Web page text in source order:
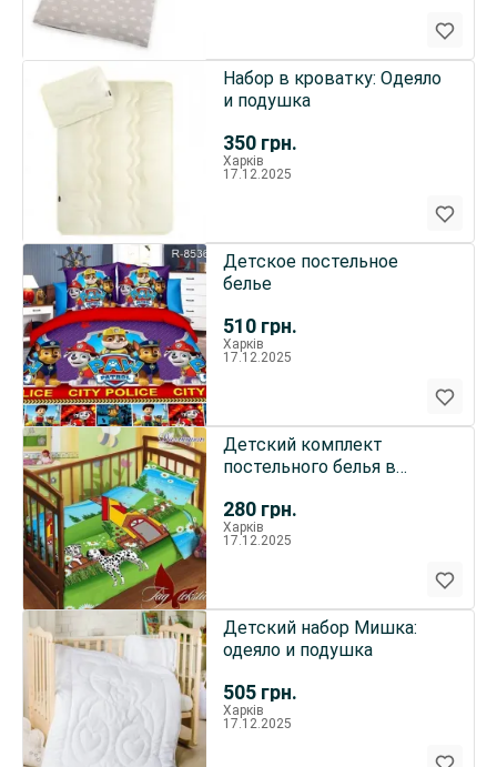
350 грн.
Набор в кроватку: Одеяло
и подушка
Харків
17.12.2025
510 грн.
Детское постельное
белье
Харків
17.12.2025
280 грн.
Детский комплект
постельного белья в
Харків
17.12.2025
505 грн.
Детский набор Мишка:
одеяло и подушка
Харків
17.12.2025